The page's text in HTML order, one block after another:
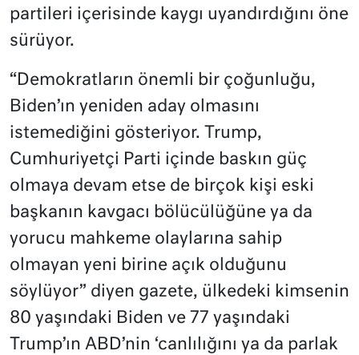
partileri içerisinde kaygı uyandırdığını öne
sürüyor.
“Demokratların önemli bir çoğunluğu,
Biden’ın yeniden aday olmasını
istemediğini gösteriyor. Trump,
Cumhuriyetçi Parti içinde baskın güç
olmaya devam etse de birçok kişi eski
başkanın kavgacı bölücülüğüne ya da
yorucu mahkeme olaylarına sahip
olmayan yeni birine açık olduğunu
söylüyor” diyen gazete, ülkedeki kimsenin
80 yaşındaki Biden ve 77 yaşındaki
Trump’ın ABD’nin ‘canlılığını ya da parlak